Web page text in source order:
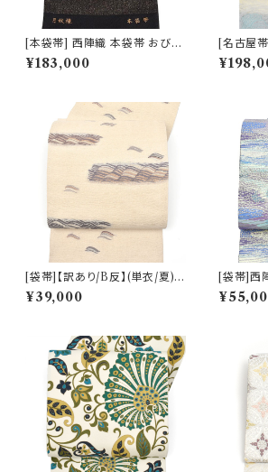
[本袋帯] 西陣織 本袋帯 おび工
房たなか 謹製 夜空の月文様 砂
子金帯 正絹 日本製(商品番号:1
¥183,000
[名古屋
藝 謹製 ヴ
天然石糸
[袋帯]【訳あり/B反】(単衣/夏)
西陣織 老舗 加納幸 謹製 さざ
波文様 正絹 日本製(商品番号:2
¥39,000
[袋帯]西
華山織
2460)